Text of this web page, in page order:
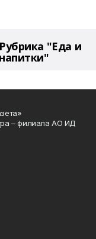
Рубрика "Еда и
напитки"
– филиала АО ИД